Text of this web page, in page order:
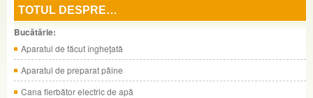
TOTUL DESPRE…
Bucătărie:
Aparatul de făcut îngheţată
Aparatul de preparat pâine
Cana fierbător electric de apă